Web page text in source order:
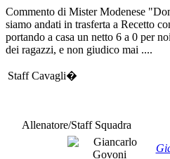
Commento di Mister Modenese
siamo andati in trasferta a Recetto
portando a casa un netto 6 a 0 per
dei ragazzi, e non giudico mai ....
Staff Cavagli�
Allenatore/Staff Squadra